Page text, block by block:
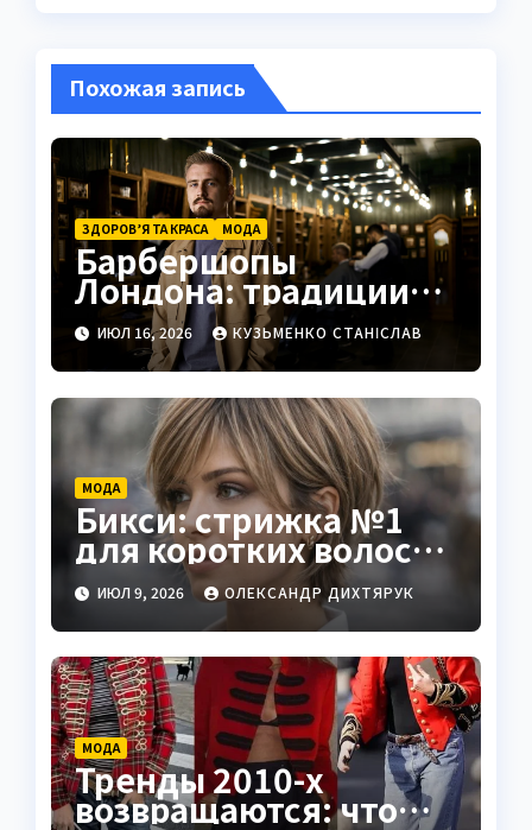
Похожая запись
ЗДОРОВ’Я ТА КРАСА МОДА
Барбершопы
Лондона: традиции
мастерства и
современный стиль
ИЮЛ 16, 2026 КУЗЬМЕНКО СТАНІСЛАВ
МОДА
Бикси: стрижка №1
для коротких волос
летом 2026
ИЮЛ 9, 2026 ОЛЕКСАНДР ДИХТЯРУК
МОДА
Тренды 2010-х
возвращаются: что